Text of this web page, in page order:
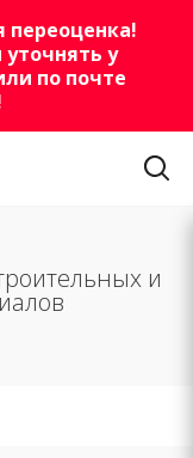
переоценка!
у
по почте
и